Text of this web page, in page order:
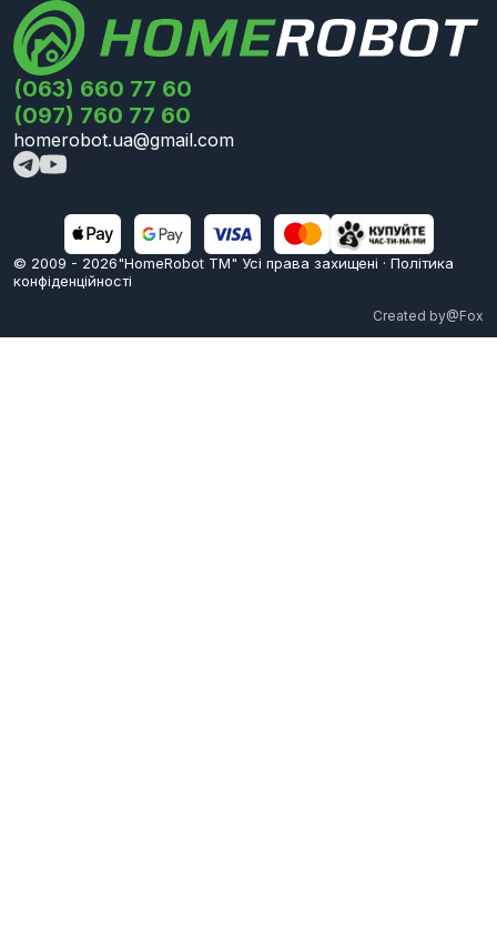
(063) 660 77 60
(097) 760 77 60
homerobot.ua@gmail.com
© 2009 - 2026"HomeRobot ТМ" Усi права захищені · Політика
конфіденційності
Created by@Fox